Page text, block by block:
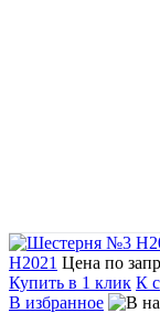
Н2021 Цена по
Купить в 1 клик К
В избранное